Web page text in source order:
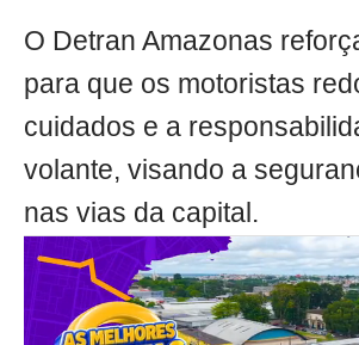
O Detran Amazonas
para que os motoristas
cuidados e a
volante, visando a
nas vias da capital.